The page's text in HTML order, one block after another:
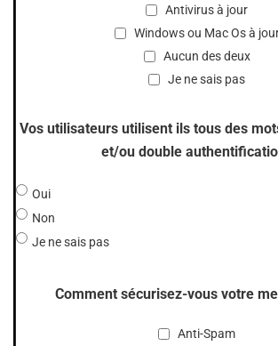
Antivirus à jour
Windows ou Mac Os à
Aucun des deux
Je ne sais pas
Vos utilisateurs utilisent ils tous des
et/ou double
Oui
Non
Je ne sais pas
Comment sécurisez-vous votre
Anti-Spam